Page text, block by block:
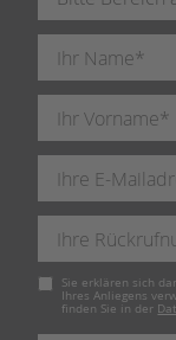
Pflichtfeld
Sie erklären sich
Ihres Anliegens
finden Sie in der